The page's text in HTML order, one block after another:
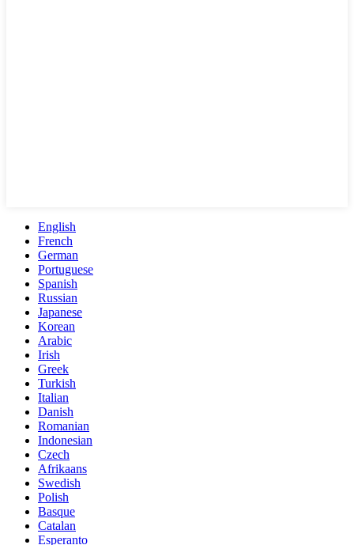
English
French
German
Portuguese
Spanish
Russian
Japanese
Korean
Arabic
Irish
Greek
Turkish
Italian
Danish
Romanian
Indonesian
Czech
Afrikaans
Swedish
Polish
Basque
Catalan
Esperanto